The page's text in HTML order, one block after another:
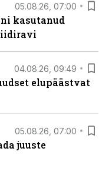
05.08.26, 07:00
kasutanud
04.08.26, 09:49
elupäästvat
05.08.26, 07:00
juuste